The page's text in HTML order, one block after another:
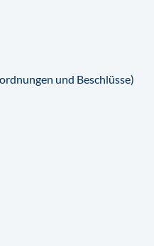
und Beschlüsse)